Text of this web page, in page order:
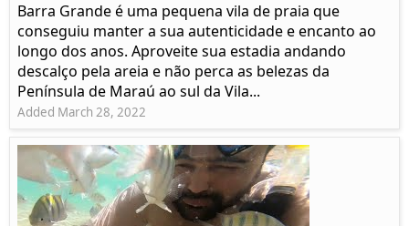
Barra Grande é uma pequena vila de praia que
conseguiu manter a sua autenticidade e encanto ao
longo dos anos. Aproveite sua estadia andando
descalço pela areia e não perca as belezas da
Península de Maraú ao sul da Vila...
Added March 28, 2022